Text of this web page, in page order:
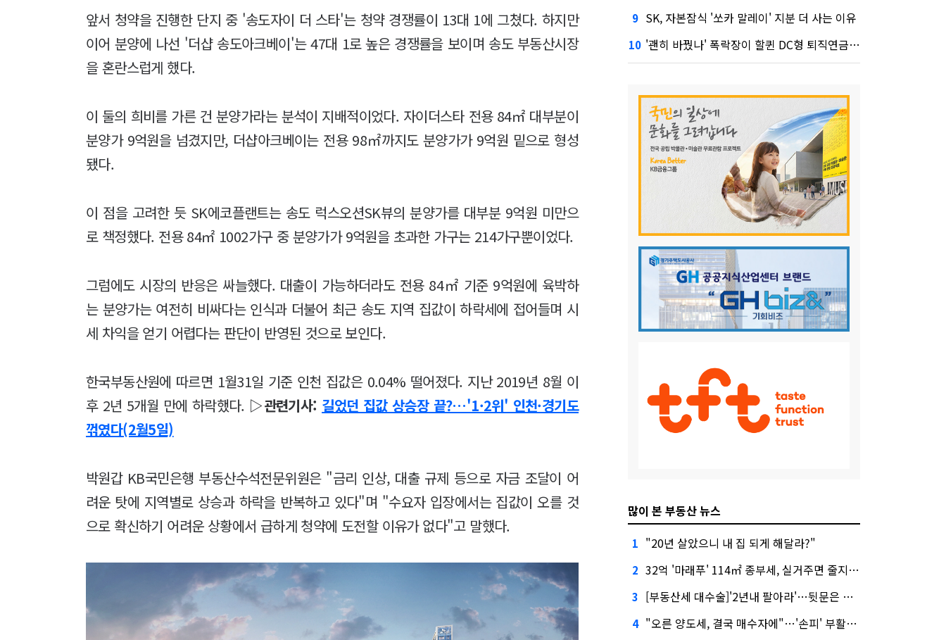
앞서 청약을 진행한 단지 중 '송도자이 더 스타'는 청약 경쟁률이 13대 1에 그쳤다. 하지만
이어 분양에 나선 '더샵 송도아크베이'는 47대 1로 높은 경쟁률을 보이며 송도 부동산시장
을 혼란스럽게 했다.
이 둘의 희비를 가른 건 분양가라는 분석이 지배적이었다. 자이더스타 전용 84㎡ 대부분이
분양가 9억원을 넘겼지만, 더샵아크베이는 전용 98㎡까지도 분양가가 9억원 밑으로 형성
됐다.
이 점을 고려한 듯 SK에코플랜트는 송도 럭스오션SK뷰의 분양가를 대부분 9억원 미만으
로 책정했다. 전용 84㎡ 1002가구 중 분양가가 9억원을 초과한 가구는 214가구뿐이었다.
그럼에도 시장의 반응은 싸늘했다. 대출이 가능하더라도 전용 84㎡ 기준 9억원에 육박하
는 분양가는 여전히 비싸다는 인식과 더불어 최근 송도 지역 집값이 하락세에 접어들며 시
세 차익을 얻기 어렵다는 판단이 반영된 것으로 보인다.
한국부동산원에 따르면 1월31일 기준 인천 집값은 0.04% 떨어졌다. 지난 2019년 8월 이
후 2년 5개월 만에 하락했다. ▷관련기사: 길었던 집값 상승장 끝?…'1·2위' 인천·경기도
꺾였다(2월5일)
박원갑 KB국민은행 부동산수석전문위원은 "금리 인상, 대출 규제 등으로 자금 조달이 어
려운 탓에 지역별로 상승과 하락을 반복하고 있다"며 "수요자 입장에서는 집값이 오를 것
으로 확신하기 어려운 상황에서 급하게 청약에 도전할 이유가 없다"고 말했다.
9 SK, 자본잠식 '쏘카 말레이' 지분 더 사는 이유
10 '괜히 바꿨나' 폭락장이 할퀸 DC형 퇴직연금…전문가 조언은
많이 본 부동산 뉴스
1 "20년 살았으니 내 집 되게 해달라?"
2 32억 '마래푸' 114㎡ 종부세, 실거주면 줄지만 안 살면 2.5배
3 [부동산세 대수술]'2년내 팔아라'…뒷문은 열었다
4 "오른 양도세, 결국 매수자에"…'손피' 부활할까?